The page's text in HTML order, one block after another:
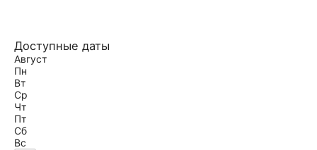
Доступные даты
Август
Пн
Вт
Ср
Чт
Пт
Сб
Вс